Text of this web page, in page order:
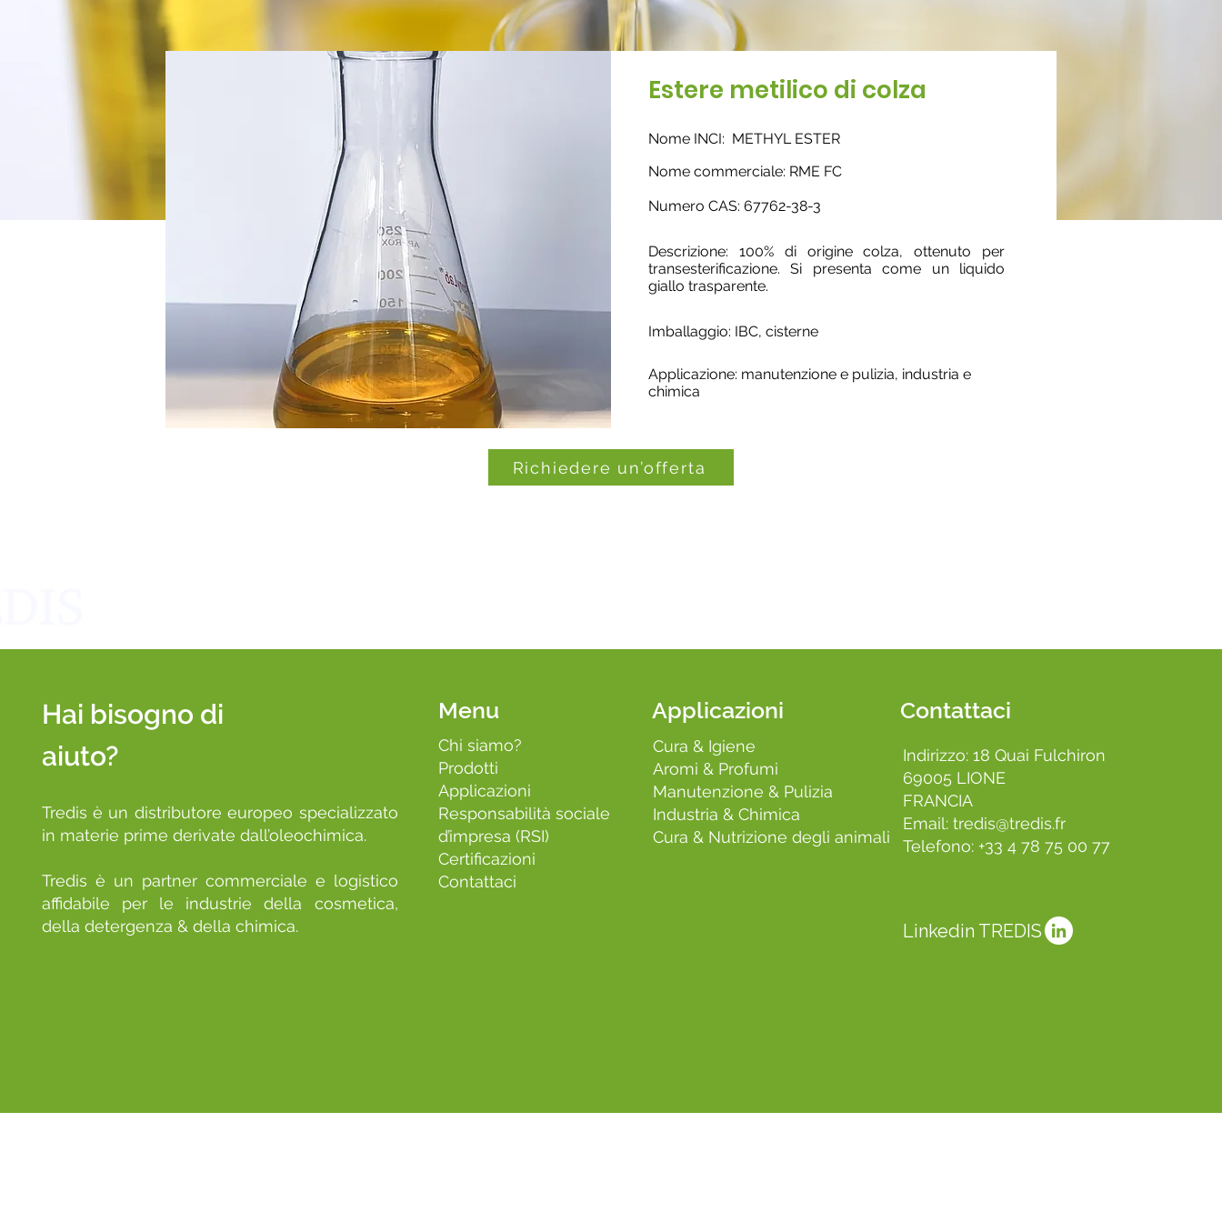
Estere metilico di colza
Nome INCI: METHYL ESTER
Nome commerciale: RME FC
Numero CAS: 67762-38-3
Descrizione: 100% di origine colza, ottenuto per
transesterificazione. Si presenta come un liquido
giallo trasparente.
Imballaggio: IBC, cisterne
Applicazione: manutenzione e pulizia, industria e
chimica
Richiedere un’offerta
Hai bisogno di
aiuto?
Tredis è un distributore europeo specializzato
in materie prime derivate dall’oleochimica.
Tredis è un partner commerciale e logistico
affidabile per le industrie della cosmetica,
della detergenza & della chimica.
Menu
Chi siamo?
Prodotti
Applicazioni
Responsabilità sociale
d’impresa (RSI)
Certificazioni
Contattaci
Applicazioni
Cura & Igiene
Aromi & Profumi
Manutenzione & Pulizia
Industria & Chimica
Cura & Nutrizione degli animali
Contattaci
Linkedin TREDIS
Indirizzo: 18 Quai Fulchiron
69005 LIONE
FRANCIA
Email: tredis@tredis.fr
Telefono: +33 4 78 75 00 77